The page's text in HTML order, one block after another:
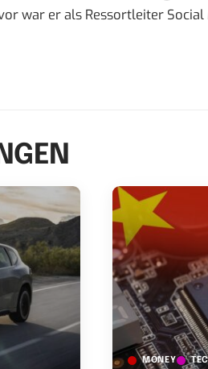
war er als Ressortleiter
MONEY